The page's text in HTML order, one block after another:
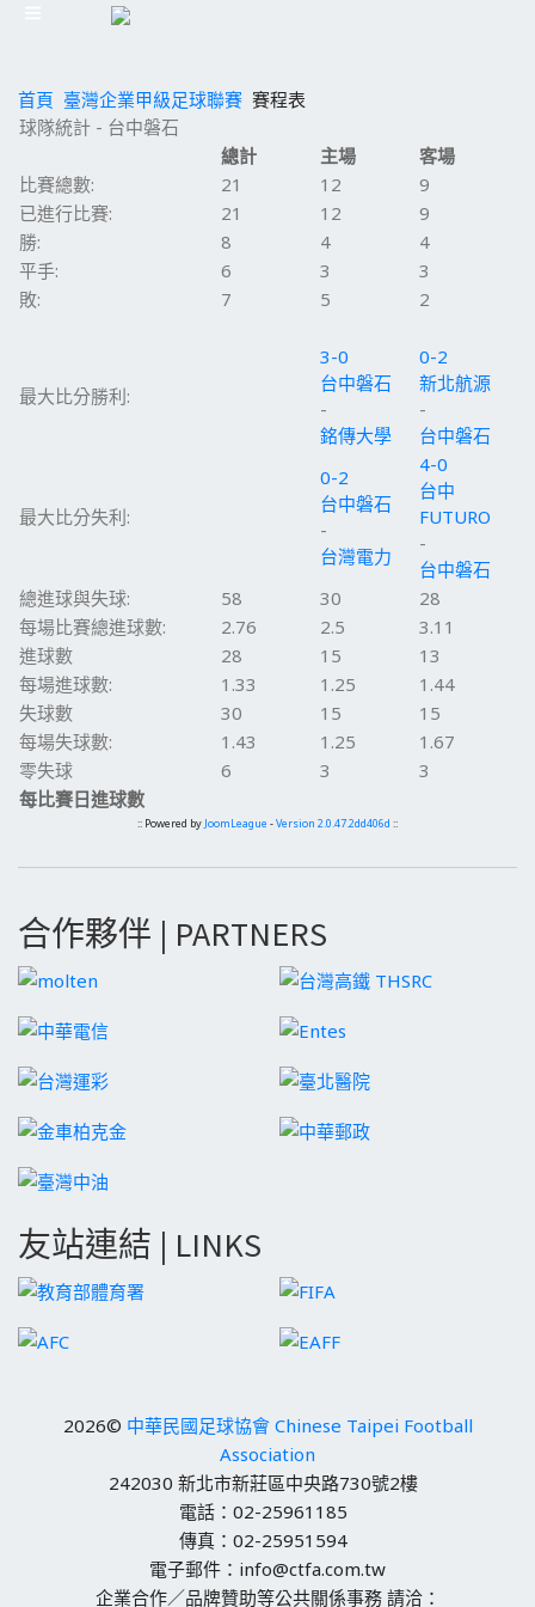
首頁 臺灣企業甲級足球聯賽 賽程表
球隊統計 - 台中磐石
總計
主場
客場
比賽總數:
21 12
9
已進行比賽:
21 12
9
勝:
8 4
4
平手:
6 3
3
敗:
7 5 2
最大比分勝利:
3-0
台中磐石
-
銘傳大學
0-2
新北航源
-
台中磐石
最大比分失利:
0-2
台中磐石
-
台灣電力
4-0
台中
FUTURO
-
台中磐石
總進球與失球:
58 30
28
每場比賽總進球數:
2.76 2.5
3.11
進球數
28 15
13
每場進球數:
1.33 1.25
1.44
失球數
30 15
15
每場失球數:
1.43 1.25
1.67
零失球
6 3
3
每比賽日進球數
:: Powered by JoomLeague -Version 2.0.47.2dd406d ::
合作夥伴 | PARTNERS
友站連結 | LINKS
2026© 中華民國足球協會 Chinese Taipei Football
Association
242030 新北市新莊區中央路730號2樓
電話：02-25961185
傳真：02-25951594
電子郵件：info@ctfa.com.tw
企業合作／品牌贊助等公共關係事務 請洽：